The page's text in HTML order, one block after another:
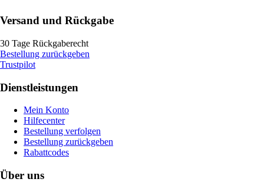
Versand und Rückgabe
30 Tage Rückgaberecht
Bestellung zurückgeben
Trustpilot
Dienstleistungen
Mein Konto
Hilfecenter
Bestellung verfolgen
Bestellung zurückgeben
Rabattcodes
Über uns